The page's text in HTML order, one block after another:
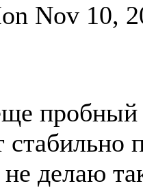
Nov 10,
стабильно
делаю